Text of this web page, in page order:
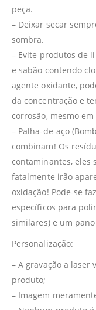
peça.
– Deixar secar
sombra.
– Evite produtos de
e sabão contendo
agente oxidante,
da concentração e
corrosão, mesmo
– Palha-de-aço
combinam! Os
contaminantes, eles
fatalmente irão
oxidação! Pode-se
específicos para
similares) e um
Personalização:
– A gravação a laser
produto;
– Imagem